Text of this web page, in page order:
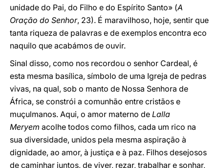
unidade do Pai, do Filho e do Espírito Santo» (A
Oração do Senhor, 23). É maravilhoso, hoje, sentir que
tanta riqueza de palavras e de exemplos encontra eco
naquilo que acabámos de ouvir.
Sinal disso, como nos recordou o senhor Cardeal, é
esta mesma basílica, símbolo de uma Igreja de pedras
vivas, na qual, sob o manto de Nossa Senhora de
África, se constrói a comunhão entre cristãos e
muçulmanos. Aqui, o amor materno de Lalla
Meryem acolhe todos como filhos, cada um rico na
sua diversidade, unidos pela mesma aspiração à
dignidade, ao amor, à justiça e à paz. Filhos desejosos
de caminhar juntos, de viver, rezar, trabalhar e sonhar,